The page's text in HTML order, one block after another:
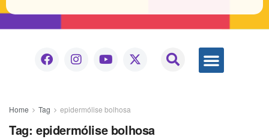
Home Tag epidermólise bolhosa
Tag: epidermólise bolhosa